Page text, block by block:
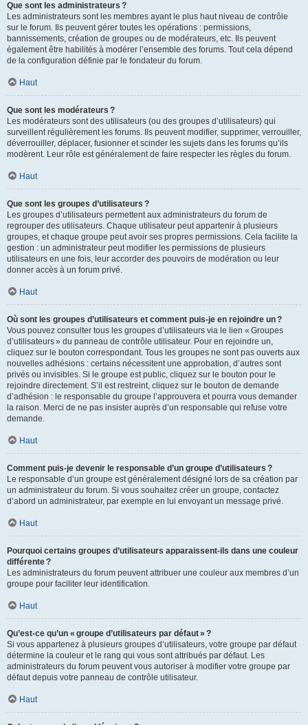
Que sont les administrateurs ?
Les administrateurs sont les membres ayant le plus haut niveau de contrôle
sur le forum. Ils peuvent gérer toutes les opérations : permissions,
bannissements, création de groupes ou de modérateurs, etc. Ils peuvent
également être habilités à modérer l’ensemble des forums. Tout cela dépend
de la configuration définie par le fondateur du forum.
Haut
Que sont les modérateurs ?
Les modérateurs sont des utilisateurs (ou des groupes d’utilisateurs) qui
surveillent régulièrement les forums. Ils peuvent modifier, supprimer, verrouiller,
déverrouiller, déplacer, fusionner et scinder les sujets dans les forums qu’ils
modèrent. Leur rôle est généralement de faire respecter les règles du forum.
Haut
Que sont les groupes d’utilisateurs ?
Les groupes d’utilisateurs permettent aux administrateurs du forum de
regrouper des utilisateurs. Chaque utilisateur peut appartenir à plusieurs
groupes, et chaque groupe peut avoir ses propres permissions. Cela facilite la
gestion : un administrateur peut modifier les permissions de plusieurs
utilisateurs en une fois, leur accorder des pouvoirs de modération ou leur
donner accès à un forum privé.
Haut
Où sont les groupes d’utilisateurs et comment puis-je en rejoindre un ?
Vous pouvez consulter tous les groupes d’utilisateurs via le lien « Groupes
d’utilisateurs » du panneau de contrôle utilisateur. Pour en rejoindre un,
cliquez sur le bouton correspondant. Tous les groupes ne sont pas ouverts aux
nouvelles adhésions : certains nécessitent une approbation, d’autres sont
privés ou invisibles. Si le groupe est public, cliquez sur le bouton pour le
rejoindre directement. S’il est restreint, cliquez sur le bouton de demande
d’adhésion : le responsable du groupe l’approuvera et pourra vous demander
la raison. Merci de ne pas insister auprès d’un responsable qui refuse votre
demande.
Haut
Comment puis-je devenir le responsable d’un groupe d’utilisateurs ?
Le responsable d’un groupe est généralement désigné lors de sa création par
un administrateur du forum. Si vous souhaitez créer un groupe, contactez
d’abord un administrateur, par exemple en lui envoyant un message privé.
Haut
Pourquoi certains groupes d’utilisateurs apparaissent-ils dans une couleur
différente ?
Les administrateurs du forum peuvent attribuer une couleur aux membres d’un
groupe pour faciliter leur identification.
Haut
Qu’est-ce qu’un « groupe d’utilisateurs par défaut » ?
Si vous appartenez à plusieurs groupes d’utilisateurs, votre groupe par défaut
détermine la couleur et le rang qui vous sont attribués par défaut. Les
administrateurs du forum peuvent vous autoriser à modifier votre groupe par
défaut depuis votre panneau de contrôle utilisateur.
Haut